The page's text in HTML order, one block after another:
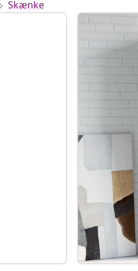
Skænke